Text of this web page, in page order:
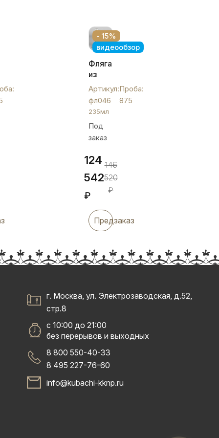
- 15%
видеообзор
Фляга
из
серебра
с
строгим
рисунком,
235мл,
фл046
Артикул:
фл046
Проба:
875
235мл
Под
заказ
124
542
₽
146
520
₽
Предзаказ
г. Москва, ул. Электрозаводская, д.52,
стр.8
с 10:00 до 21:00
без перерывов и выходных
8 800 550-40-33
8 495 227-76-60
info@kubachi-kknp.ru